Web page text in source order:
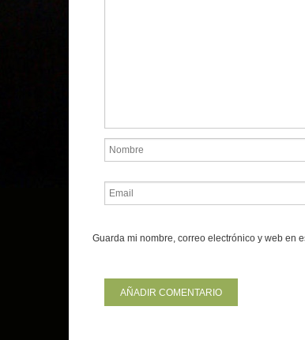
Guarda mi nombre, correo electrónico y web en